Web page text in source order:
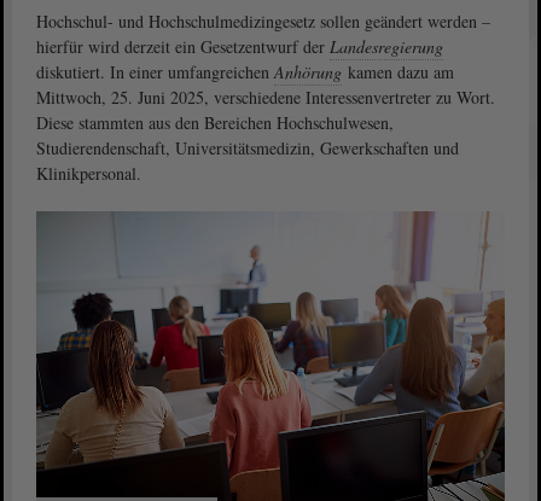
Hochschul- und Hochschulmedizingesetz sollen geändert werden –
hierfür wird derzeit ein Gesetzentwurf der Landesregierung
diskutiert. In einer umfangreichenAnhörung kamen dazu am
Mittwoch, 25. Juni 2025, verschiedene Interessenvertreter zu Wort.
Diese stammten aus den Bereichen Hochschulwesen,
Studierendenschaft, Universitätsmedizin, Gewerkschaften und
Klinikpersonal.